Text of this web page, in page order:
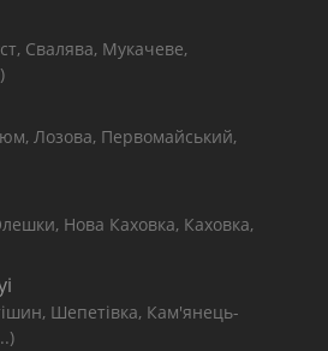
Свалява, Мукачеве,
Лозова, Первомайський,
Нова Каховка, Каховка,
Шепетівка, Кам'янець-